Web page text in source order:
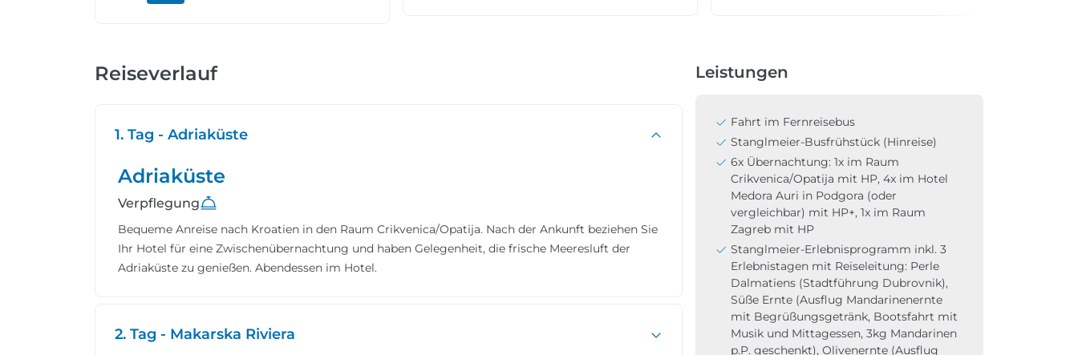
Reiseverlauf
1. Tag - Adriaküste
Adriaküste
Verpflegung
Bequeme Anreise nach Kroatien in den Raum Crikvenica/Opatija. Nach der Ankunft beziehen Sie
Ihr Hotel für eine Zwischenübernachtung und haben Gelegenheit, die frische Meeresluft der
Adriaküste zu genießen. Abendessen im Hotel.
2. Tag - Makarska Riviera
Leistungen
Fahrt im Fernreisebus
Stanglmeier-Busfrühstück (Hinreise)
6x Übernachtung: 1x im Raum
Crikvenica/Opatija mit HP, 4x im Hotel
Medora Auri in Podgora (oder
vergleichbar) mit HP+, 1x im Raum
Zagreb mit HP
Stanglmeier-Erlebnisprogramm inkl. 3
Erlebnistagen mit Reiseleitung: Perle
Dalmatiens (Stadtführung Dubrovnik),
Süße Ernte (Ausflug Mandarinenernte
mit Begrüßungsgetränk, Bootsfahrt mit
Musik und Mittagessen, 3kg Mandarinen
p.P. geschenkt), Olivenernte (Ausflug